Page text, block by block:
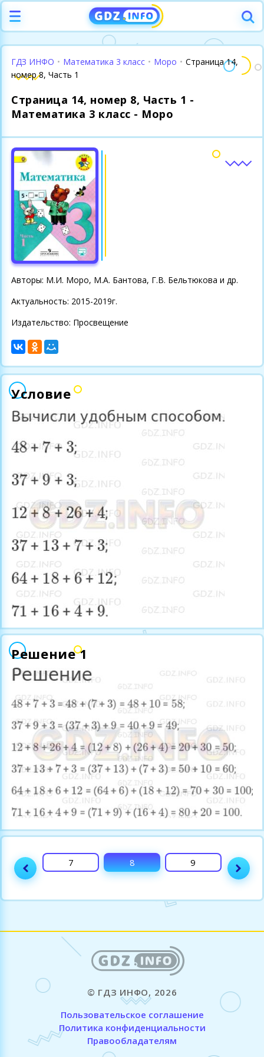
ГДЗ ИНФО • Математика 3 класс • Моро • Страница 14,
номер 8, Часть 1
Страница 14, номер 8, Часть 1 -
Математика 3 класс - Моро
Авторы: М.И. Моро, М.А. Бантова, Г.В. Бельтюкова и др.
Актуальность: 2015-2019г.
Издательство: Просвещение
Условие
Решение 1
7 8 9 10
© ГДЗ ИНФО, 2026
Пользовательское соглашение
Политика конфиденциальности
Правообладателям